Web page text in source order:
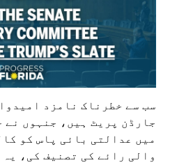
سب سے خطرناک نامزد
جارڈن پریٹ ہیں، جنہوں نے
میں عدالتی بائی پاس کو
والی رائے کی تصنیف کی،